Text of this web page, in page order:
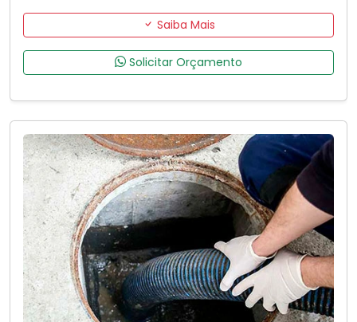
Saiba Mais
Solicitar Orçamento